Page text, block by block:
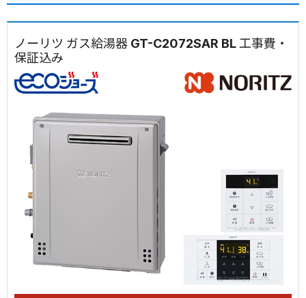
ノーリツ ガス給湯器 GT-C2072SAR BL 工事費・
保証込み